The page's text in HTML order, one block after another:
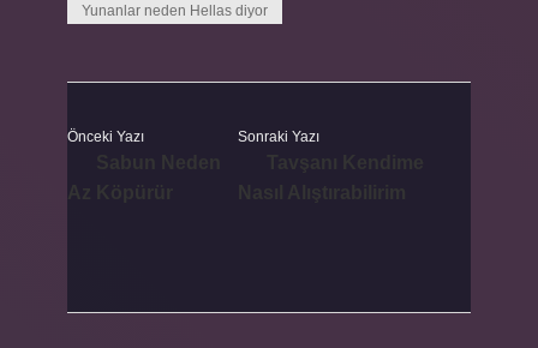
Yunanlar neden Hellas diyor
Önceki Yazı Sonraki Yazı